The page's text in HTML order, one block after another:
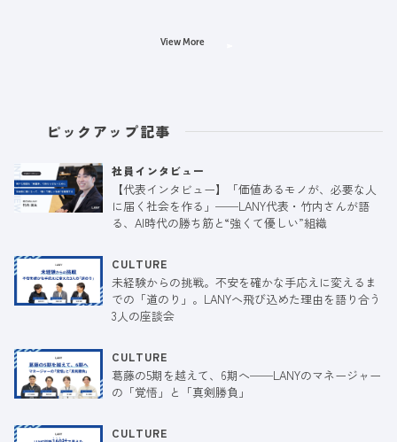
View More
ピックアップ記事
社員インタビュー
【代表インタビュー】「価値あるモノが、必要な人
に届く社会を作る」──LANY代表・竹内さんが語
る、AI時代の勝ち筋と“強くて優しい”組織
CULTURE
未経験からの挑戦。不安を確かな手応えに変えるま
での「道のり」。LANYへ飛び込めた理由を語り合う
3人の座談会
CULTURE
葛藤の5期を越えて、6期へ──LANYのマネージャー
の「覚悟」と「真剣勝負」
CULTURE